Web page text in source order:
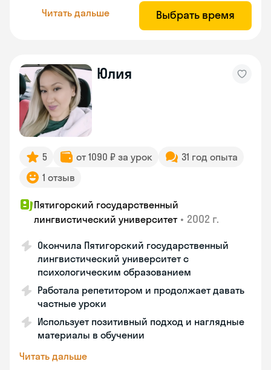
Читать дальше Выбрать время
Юлия
5 от 1090 ₽ за урок
31 год опыта
1 отзыв
Пятигорский государственный
лингвистический университет • 2002 г.
Окончила Пятигорский государственный
лингвистический университет с
психологическим образованием
Работала репетитором и продолжает давать
частные уроки
Использует позитивный подход и наглядные
материалы в обучении
Читать дальше